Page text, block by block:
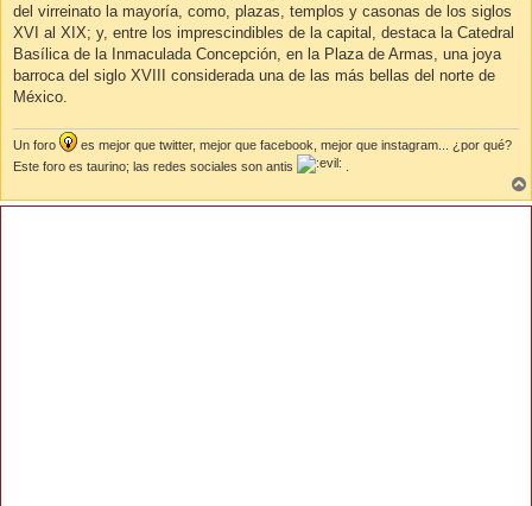
del virreinato la mayoría, como, plazas, templos y casonas de los siglos
XVI al XIX; y, entre los imprescindibles de la capital, destaca la Catedral
Basílica de la Inmaculada Concepción, en la Plaza de Armas, una joya
barroca del siglo XVIII considerada una de las más bellas del norte de
México.
Un foro
es mejor que twitter, mejor que facebook, mejor que instagram... ¿por qué?
Este foro es taurino; las redes sociales son antis